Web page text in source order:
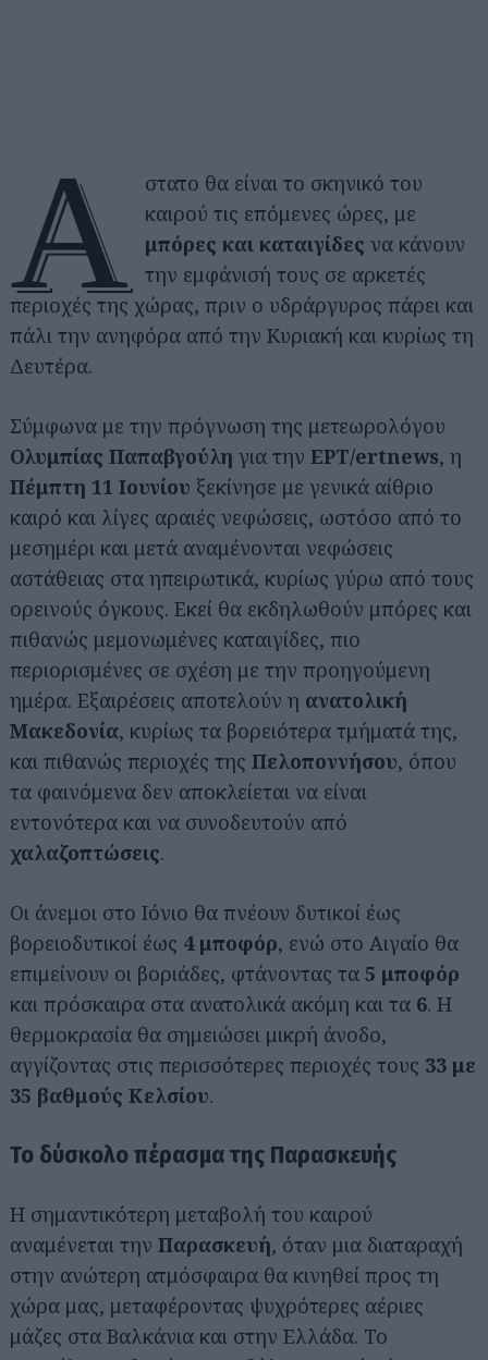
Ά
στατο θα είναι το σκηνικό του
καιρού τις επόμενες ώρες, με
μπόρες και καταιγίδες να κάνουν
την εμφάνισή τους σε αρκετές
περιοχές της χώρας, πριν ο υδράργυρος πάρει και
πάλι την ανηφόρα από την Κυριακή και κυρίως τη
Δευτέρα.
Σύμφωνα με την πρόγνωση της μετεωρολόγου
Ολυμπίας Παπαβγούλη για την ΕΡΤ/ertnews, η
Πέμπτη 11 Ιουνίου ξεκίνησε με γενικά αίθριο
καιρό και λίγες αραιές νεφώσεις, ωστόσο από το
μεσημέρι και μετά αναμένονται νεφώσεις
αστάθειας στα ηπειρωτικά, κυρίως γύρω από τους
ορεινούς όγκους. Εκεί θα εκδηλωθούν μπόρες και
πιθανώς μεμονωμένες καταιγίδες, πιο
περιορισμένες σε σχέση με την προηγούμενη
ημέρα. Εξαιρέσεις αποτελούν η ανατολική
Μακεδονία, κυρίως τα βορειότερα τμήματά της,
και πιθανώς περιοχές της Πελοποννήσου, όπου
τα φαινόμενα δεν αποκλείεται να είναι
εντονότερα και να συνοδευτούν από
χαλαζοπτώσεις.
Οι άνεμοι στο Ιόνιο θα πνέουν δυτικοί έως
βορειοδυτικοί έως 4 μποφόρ, ενώ στο Αιγαίο θα
επιμείνουν οι βοριάδες, φτάνοντας τα 5 μποφόρ
και πρόσκαιρα στα ανατολικά ακόμη και τα 6. Η
θερμοκρασία θα σημειώσει μικρή άνοδο,
αγγίζοντας στις περισσότερες περιοχές τους 33 με
35 βαθμούς Κελσίου.
Το δύσκολο πέρασμα της Παρασκευής
Η σημαντικότερη μεταβολή του καιρού
αναμένεται την Παρασκευή, όταν μια διαταραχή
στην ανώτερη ατμόσφαιρα θα κινηθεί προς τη
χώρα μας, μεταφέροντας ψυχρότερες αέριες
μάζες στα Βαλκάνια και στην Ελλάδα. Το